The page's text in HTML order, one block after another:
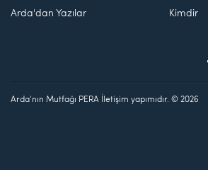
Arda'dan Yazılar Kimdir
Arda'nın Mutfağı PERA İletişim yapımıdır. © 2026